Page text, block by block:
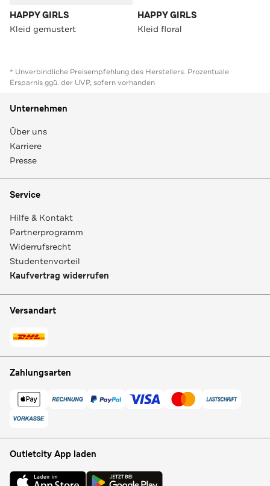
HAPPY GIRLS
Kleid gemustert
HAPPY GIRLS
Kleid floral
* Unverbindliche Preisempfehlung des Herstellers. Prozentuale
Ersparnis ggü. der UVP, sofern vorhanden
Unternehmen
Über uns
Karriere
Presse
Service
Hilfe & Kontakt
Partnerprogramm
Widerrufsrecht
Studentenvorteil
Kaufvertrag widerrufen
Versandart
Zahlungsarten
Outletcity App laden